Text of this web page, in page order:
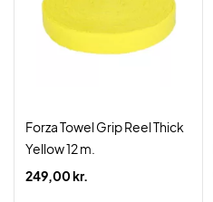
Forza Towel Grip Reel Thick
Yellow 12 m.
249,00 kr.